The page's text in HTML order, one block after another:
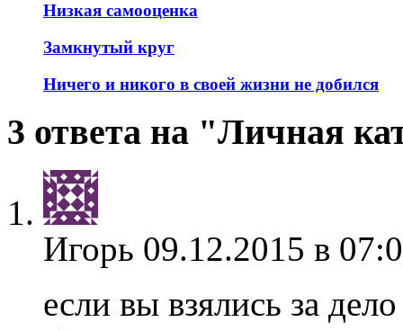
Низкая самооценка
Замкнутый круг
Ничего и никого в своей жизни не добился
3 ответа на "Личная
Игорь 09.12.2015 в
если вы взялись за